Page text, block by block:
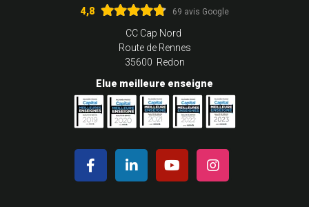
4,8 69 avis Google
CC Cap Nord
Route de Rennes
35600 Redon
Elue meilleure enseigne